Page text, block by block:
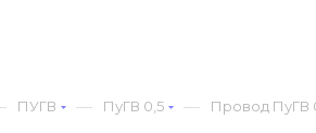
ПУГВ — ПуГВ 0,5 — Провод ПуГВ